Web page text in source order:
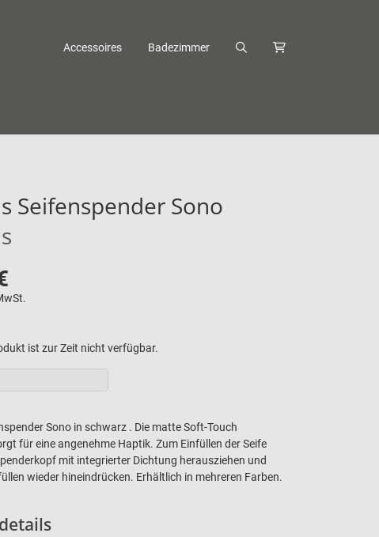
Accessoires Badezimmer
Seifenspender Sono
ist zur Zeit nicht verfügbar.
Sono in schwarz . Die matte Soft-Touch
für eine angenehme Haptik. Zum Einfüllen der Seife
mit integrierter Dichtung herausziehen und
wieder hineindrücken. Erhältlich in mehreren Farben.